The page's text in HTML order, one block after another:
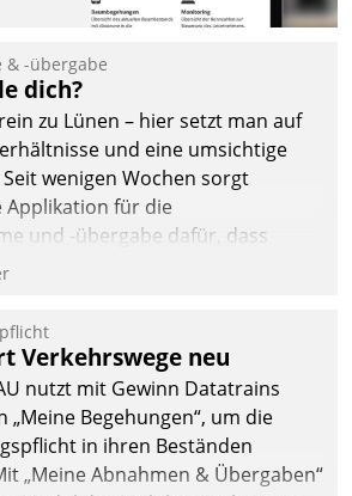
für
und
& -übergabe
dich?
zu Lünen – hier setzt man auf
und eine umsichtige
wenigen Wochen sorgt
für die
und -übergabe dafür, dass
kommen und, so es sein muss,
Verkehrswege neu
nutzt mit Gewinn Datatrains
Begehungen“, um die
in ihren Beständen
„Meine Abnahmen & Übergaben“